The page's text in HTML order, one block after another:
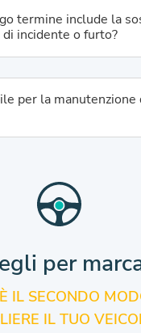
termine include la
incidente o furto?
per la
per
IL SECONDO
IL TUO